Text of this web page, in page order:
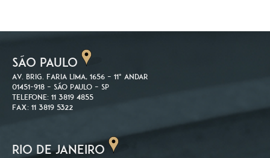
SÃO PAULO
Av. Brig. Faria Lima, 1656 – 11º andar
01451-918 – São Paulo – SP
Telefone: 11 3819 4855
Fax: 11 3819 5322
RIO DE JANEIRO